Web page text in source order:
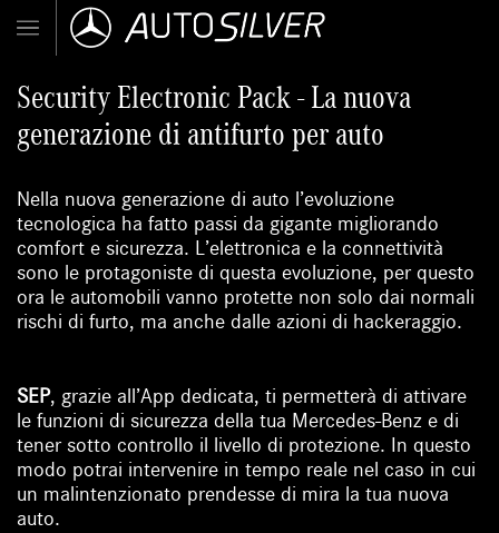
Security Electronic Pack - La nuova
generazione di antifurto per auto
Nella nuova generazione di auto l’evoluzione
tecnologica ha fatto passi da gigante migliorando
comfort e sicurezza. L’elettronica e la connettività
sono le protagoniste di questa evoluzione, per questo
ora le automobili vanno protette non solo dai normali
rischi di furto, ma anche dalle azioni di hackeraggio.
SEP, grazie all’App dedicata, ti permetterà di attivare
le funzioni di sicurezza della tua Mercedes-Benz e di
tener sotto controllo il livello di protezione. In questo
modo potrai intervenire in tempo reale nel caso in cui
un malintenzionato prendesse di mira la tua nuova
auto.